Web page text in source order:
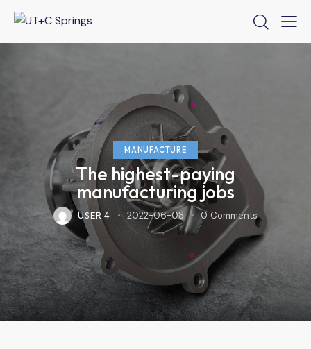
MANUFACTURE
The highest-paying
manufacturing jobs
USER 4 2022-06-08 0 Comments